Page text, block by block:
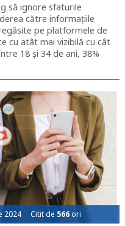
să ignore sfaturile
către informațiile
pe platformele de
cu atât mai vizibilă cu cât
18 și 34 de ani, 38%
2024 Citit de 566ori